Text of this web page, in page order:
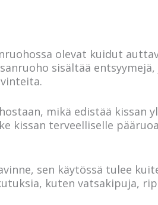
olevat kuidut
sisältää
mikä edistää kissan
kissan terveelliselle
sen käytössä tulee
kuten vatsakipuja,